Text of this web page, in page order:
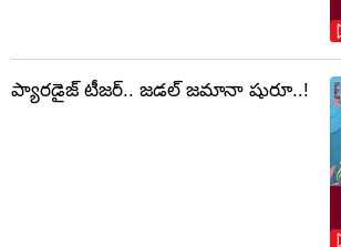
ప్యారడైజ్ టీజర్.. జడల్ జమానా షురూ..!